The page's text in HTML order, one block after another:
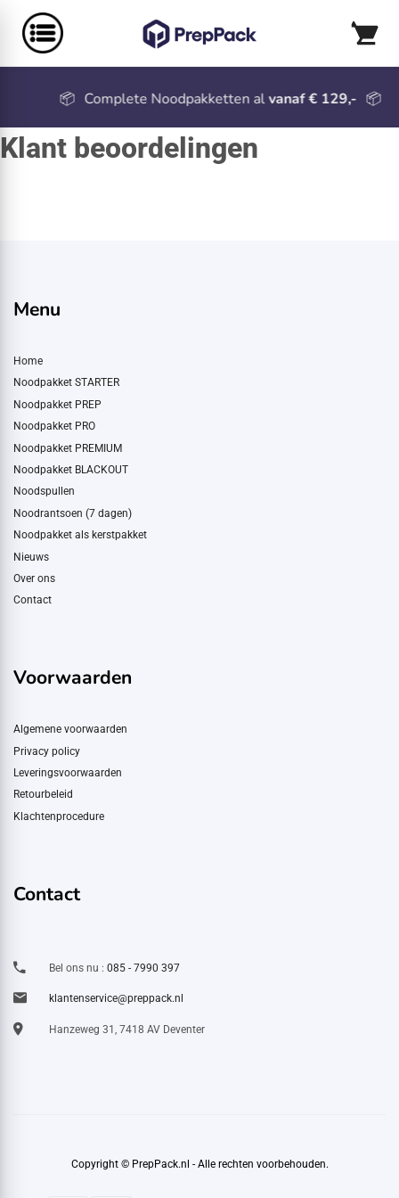
📦 Complete Noodpakketten alvanaf € 129,- 📦
Klant beoordelingen
Menu
Home
Noodpakket STARTER
Noodpakket PREP
Noodpakket PRO
Noodpakket PREMIUM
Noodpakket BLACKOUT
Noodspullen
Noodrantsoen (7 dagen)
Noodpakket als kerstpakket
Nieuws
Over ons
Contact
Voorwaarden
Algemene voorwaarden
Privacy policy
Leveringsvoorwaarden
Retourbeleid
Klachtenprocedure
Contact
Bel ons nu : 085 - 7990 397
klantenservice@preppack.nl
Hanzeweg 31, 7418 AV Deventer
Copyright © PrepPack.nl - Alle rechten voorbehouden.